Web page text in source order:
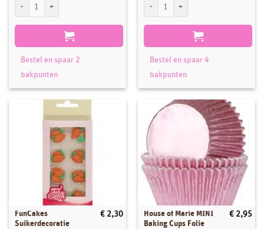
Bestel en spaar 2
bakpunten
Bestel en spaar 4
bakpunten
FunCakes
Suikerdecoratie
€ 2,30
House of Marie MINI
Baking Cups Folie
€ 2,95